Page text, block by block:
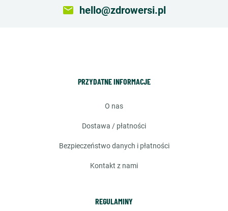
email hello@zdrowersi.pl
PRZYDATNE INFORMACJE
o nas
dostawa / płatności
bezpieczeństwo danych i płatności
kontakt z nami
REGULAMINY